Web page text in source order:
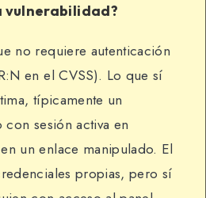
vulnerabilidad?
no requiere autenticación
en el CVSS). Lo que sí
típicamente un
sesión activa en
un enlace manipulado. El
propias, pero sí